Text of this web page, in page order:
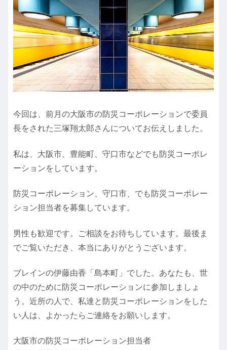
今回は、前月の大阪市の防災コーポレーションで委員
長をされた三塚翔太郎さんについてお伝えしました。
私は、大阪市、豊能町、守口市などでも防災コーポレ
ーションをしています。
防災コーポレーション、守口市、でも防災コーポレー
ション担当者を募集しています。
男性も歓迎です。ご相談をお待ちしています。最後ま
でご覧いただき、本当にありがとうございます。
ブレインの伊藤由香「島本町」でした。あなたも、世
の中のために防災コーポレーションに参加しましょ
う。近所の人で、私達と防災コーポレーションをした
い人は、よかったらご連絡をお願いします。
大阪市の防災コーポレーション担当者